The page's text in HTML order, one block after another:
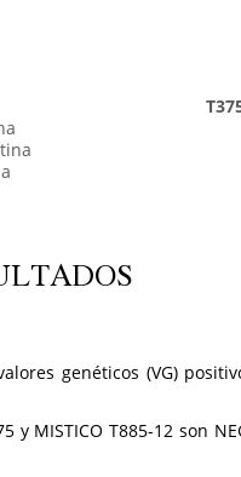
genéticos (VG)
y MISTICO T885-12 son